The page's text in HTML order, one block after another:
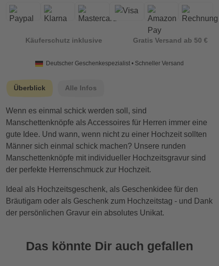
Käuferschutz inklusive Gratis Versand ab 50 €
Deutscher Geschenkespezialist • Schneller Versand
Überblick Alle Infos
Wenn es einmal schick werden soll, sind
Manschettenknöpfe als Accessoires für Herren immer eine
gute Idee. Und wann, wenn nicht zu einer Hochzeit sollten
Männer sich einmal schick machen? Unsere runden
Manschettenknöpfe mit individueller Hochzeitsgravur sind
der perfekte Herrenschmuck zur Hochzeit.
Ideal als Hochzeitsgeschenk, als Geschenkidee für den
Bräutigam oder als Geschenk zum Hochzeitstag - und Dank
der persönlichen Gravur ein absolutes Unikat.
Das könnte Dir auch gefallen